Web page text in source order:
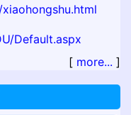
[ more... ]